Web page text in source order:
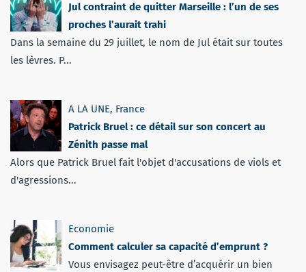
Jul contraint de quitter Marseille : l’un de ses
proches l’aurait trahi
Dans la semaine du 29 juillet, le nom de Jul était sur toutes
les lèvres. P...
A LA UNE, France
Patrick Bruel : ce détail sur son concert au
Zénith passe mal
Alors que Patrick Bruel fait l'objet d'accusations de viols et
d'agressions...
Economie
Comment calculer sa capacité d’emprunt ?
Vous envisagez peut-être d’acquérir un bien